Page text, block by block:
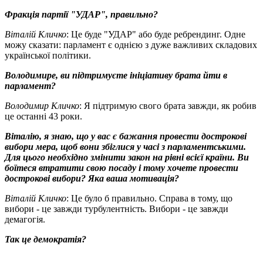
Фракція партії "УДАР", правильно?
Віталій Кличко: Це буде "УДАР" або буде ребрендинг. Одне
можу сказати: парламент є однією з дуже важливих складових
української політики.
Володимире, ви підтримуєте ініціативу брата йти в
парламент?
Володимир Кличко: Я підтримую свого брата завжди, як робив
це останні 43 роки.
Віталію, я знаю, що у вас є бажання провести дострокові
вибори мера, щоб вони збіглися у часі з парламентськими.
Для цього необхідно змінити закон на рівні всієї країни. Ви
боїтеся втратити свою посаду і тому хочете провести
дострокові вибори? Яка ваша мотивація?
Віталій Кличко: Це було б правильно. Справа в тому, що
вибори - це завжди турбулентність. Вибори - це завжди
демагогія.
Так це демократія?